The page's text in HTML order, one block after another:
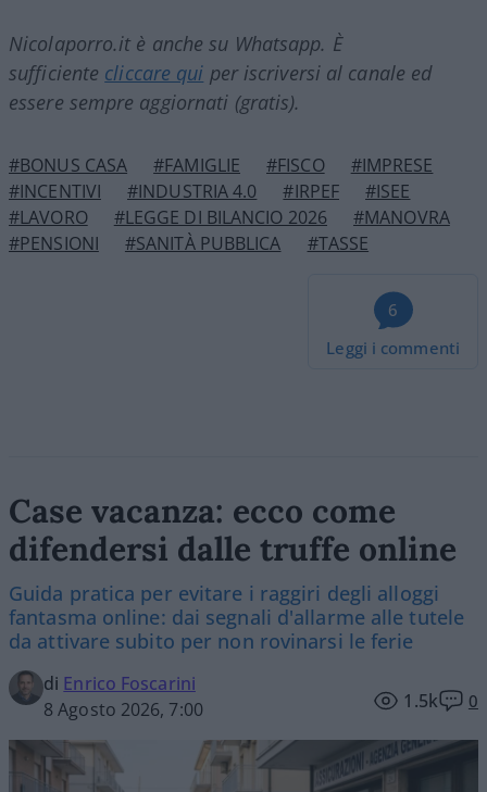
Nicolaporro.it è anche su Whatsapp. È
sufficiente cliccare qui per iscriversi al canale ed
essere sempre aggiornati (gratis).
#BONUS CASA #FAMIGLIE #FISCO
#IMPRESE
#INCENTIVI
#INDUSTRIA 4.0 #IRPEF
#ISEE
#LAVORO
#LEGGE DI BILANCIO 2026
#MANOVRA
#PENSIONI
#SANITÀ PUBBLICA #TASSE
6
Leggi i commenti
Case vacanza: ecco come
difendersi dalle truffe online
Guida pratica per evitare i raggiri degli alloggi
fantasma online: dai segnali d'allarme alle tutele
da attivare subito per non rovinarsi le ferie
di Enrico Foscarini
8 Agosto 2026, 7:00
1.5k 0